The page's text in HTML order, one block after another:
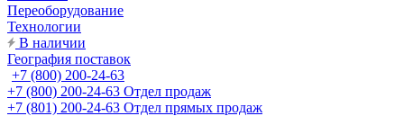
Переоборудование
Технологии
В наличии
География поставок
+7 (800) 200-24-63
+7 (800) 200-24-63 Отдел продаж
+7 (801) 200-24-63 Отдел прямых продаж